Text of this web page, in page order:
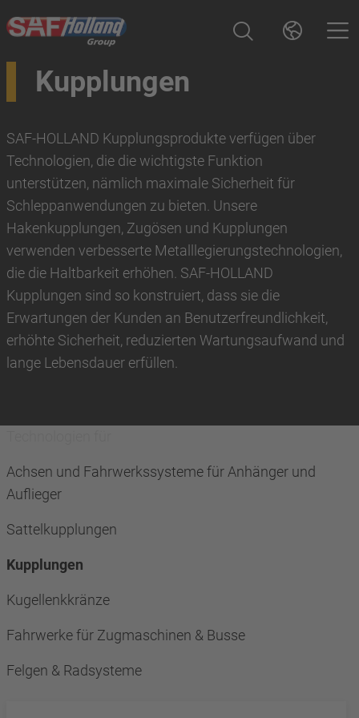
Kupplungen
SAF-HOLLAND Kupplungsprodukte verfügen über
Technologien, die die wichtigste Funktion
unterstützen, nämlich maximale Sicherheit für
Schleppanwendungen zu bieten. Unsere
Hakenkupplungen, Zugösen und Kupplungen
verwenden verbesserte Metalllegierungstechnologien,
die die Haltbarkeit erhöhen. SAF-HOLLAND
Kupplungen sind so konstruiert, dass sie die
Erwartungen der Kunden an Benutzerfreundlichkeit,
erhöhte Sicherheit, reduzierten Wartungsaufwand und
lange Lebensdauer erfüllen.
Achsen und Fahrwerkssysteme für Anhänger und
Auflieger
Sattelkupplungen
Kupplungen
Kugellenkkränze
Fahrwerke für Zugmaschinen & Busse
Felgen & Radsysteme